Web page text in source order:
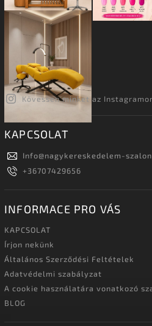
Kövessen minket az
KAPCSOLAT
Info@nagykereskedelem-
+36707429656
INFORMACE PRO VÁS
KAPCSOLAT
Írjon nekünk
Általános Szerződési Feltételek
Adatvédelmi szabályzat
A cookie használatára vonatkozó
BLOG